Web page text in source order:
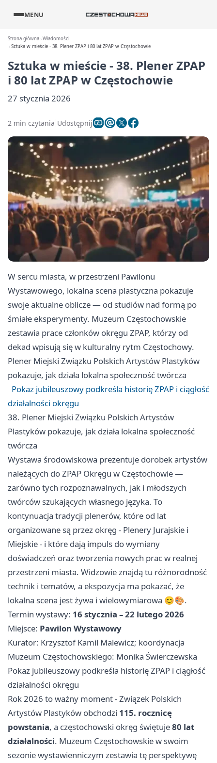
MENU
Strona główna Wiadomości
Sztuka w mieście - 38. Plener ZPAP i 80 lat ZPAP w Częstochowie
Sztuka w mieście - 38. Plener ZPAP
i 80 lat ZPAP w Częstochowie
27 stycznia 2026
2 min czytania Udostępnij
W sercu miasta, w przestrzeni Pawilonu
Wystawowego, lokalna scena plastyczna pokazuje
swoje aktualne oblicze — od studiów nad formą po
śmiałe eksperymenty. Muzeum Częstochowskie
zestawia prace członków okręgu ZPAP, którzy od
dekad wpisują się w kulturalny rytm Częstochowy.
Plener Miejski Związku Polskich Artystów Plastyków
pokazuje, jak działa lokalna społeczność twórcza
Pokaz jubileuszowy podkreśla historię ZPAP i ciągłość
działalności okręgu
38. Plener Miejski Związku Polskich Artystów
Plastyków pokazuje, jak działa lokalna społeczność
twórcza
Wystawa środowiskowa prezentuje dorobek artystów
należących do ZPAP Okręgu w Częstochowie —
zarówno tych rozpoznawalnych, jak i młodszych
twórców szukających własnego języka. To
kontynuacja tradycji plenerów, które od lat
organizowane są przez okręg - Plenery Jurajskie i
Miejskie - i które dają impuls do wymiany
doświadczeń oraz tworzenia nowych prac w realnej
przestrzeni miasta. Widzowie znajdą tu różnorodność
technik i tematów, a ekspozycja ma pokazać, że
lokalna scena jest żywa i wielowymiarowa 😊🎨.
Termin wystawy: 16 stycznia – 22 lutego 2026
Miejsce: Pawilon Wystawowy
Kurator: Krzysztof Kamil Malewicz; koordynacja
Muzeum Częstochowskiego: Monika Świerczewska
Pokaz jubileuszowy podkreśla historię ZPAP i ciągłość
działalności okręgu
Rok 2026 to ważny moment - Związek Polskich
Artystów Plastyków obchodzi 115. rocznicę
powstania, a częstochowski okręg świętuje80 lat
działalności. Muzeum Częstochowskie w swoim
sezonie wystawienniczym zestawia tę perspektywę